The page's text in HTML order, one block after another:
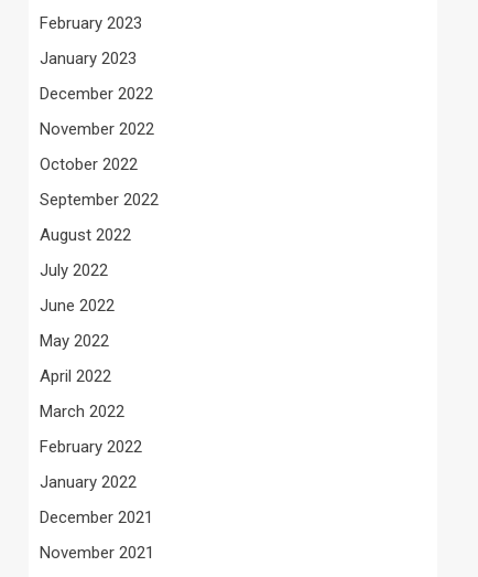
February 2023
January 2023
December 2022
November 2022
October 2022
September 2022
August 2022
July 2022
June 2022
May 2022
April 2022
March 2022
February 2022
January 2022
December 2021
November 2021